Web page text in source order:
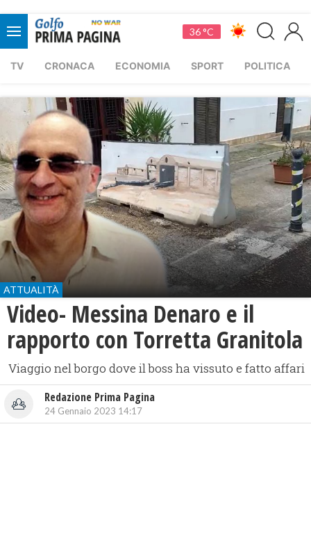
36 °C
TV CRONACA ECONOMIA SPORT POLITICA
ATTUALITÀ
Video- Messina Denaro e il
rapporto con Torretta Granitola
Viaggio nel borgo dove il boss ha vissuto e fatto affari
Redazione Prima Pagina
24 Gennaio 2023 14:17